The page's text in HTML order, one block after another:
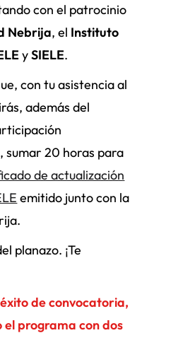
con el patrocinio
Nebrija, el Instituto
ySIELE.
con tu asistencia al
además del
sumar 20 horas para
de actualización
emitido junto con la
planazo. ¡Te
de convocatoria,
el programa con dos